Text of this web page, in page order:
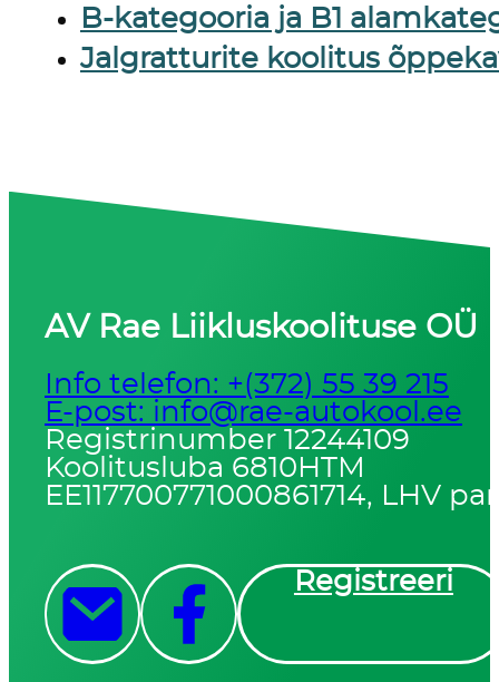
B-kategooria ja B1
Jalgratturite koolitus
AV Rae Liikluskoolituse OÜ
Info telefon: +(372) 55 39 215
E-post: info@rae-autokool.ee
Registrinumber 12244109
Koolitusluba 6810HTM
EE117700771000861714, LHV
Registreeri